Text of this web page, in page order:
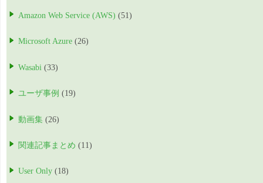
Amazon Web Service (AWS) (51)
Microsoft Azure (26)
Wasabi (33)
ユーザ事例 (19)
動画集 (26)
関連記事まとめ (11)
User Only (18)